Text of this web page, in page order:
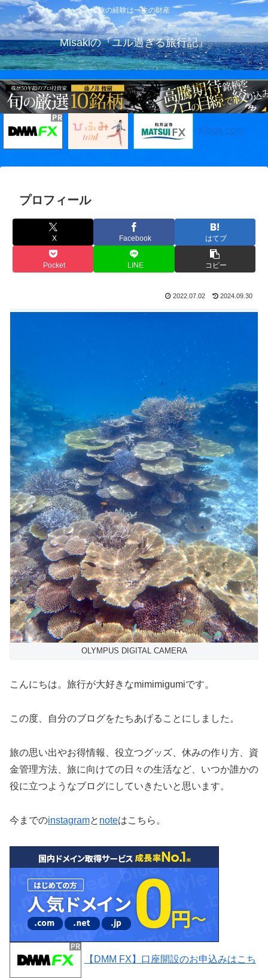
旅の経験は一生の財産
Misakiの『ユル過ぎる旅行記』
Klook.com
プロフィール
X Facebook はてブ
Pocket LINE コピー
2022.07.02 2024.09.30
OLYMPUS DIGITAL CAMERA
こんにちは。旅行が大好きなmimimigumiです。
この度、自分のブログをたちあげることにしました。
旅の思い出やお得情報、役立つグッズ、休みの作り方、資
金管理方法、旅に向けての日々の生活など、いつか誰かの
役に立つようなブログにしていきたいと思います。
今までのinstagramと noteはこちら。
【DMM FX】口座開設のお申込みはこち